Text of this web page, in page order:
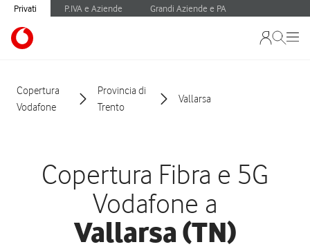
Privati P.IVA e Aziende Grandi Aziende e PA
Copertura
Vodafone
Provincia di
Trento
Vallarsa
Copertura Fibra e 5G
Vodafone a
Vallarsa (TN)